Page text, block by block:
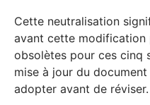
Cette neutralisation
avant cette modification
obsolètes pour ces cinq
mise à jour du
adopter avant de réviser.